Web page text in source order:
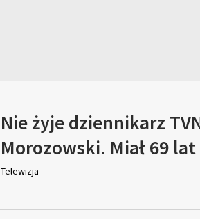
Nie żyje dziennikarz
Morozowski. Miał 69 lat
Telewizja